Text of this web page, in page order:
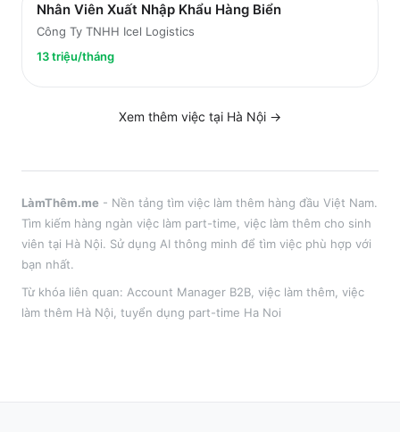
Nhân Viên Xuất Nhập Khẩu Hàng Biển
Công Ty TNHH Icel Logistics
13 triệu/tháng
Xem thêm việc tại Hà Nội →
LàmThêm.me - Nền tảng tìm việc làm thêm hàng đầu Việt Nam.
Tìm kiếm hàng ngàn việc làm part-time, việc làm thêm cho sinh
viên tại Hà Nội. Sử dụng AI thông minh để tìm việc phù hợp với
bạn nhất.
Từ khóa liên quan: Account Manager B2B việc làm thêm , việc
làm thêm Hà Nội , tuyển dụng part-time Ha Noi